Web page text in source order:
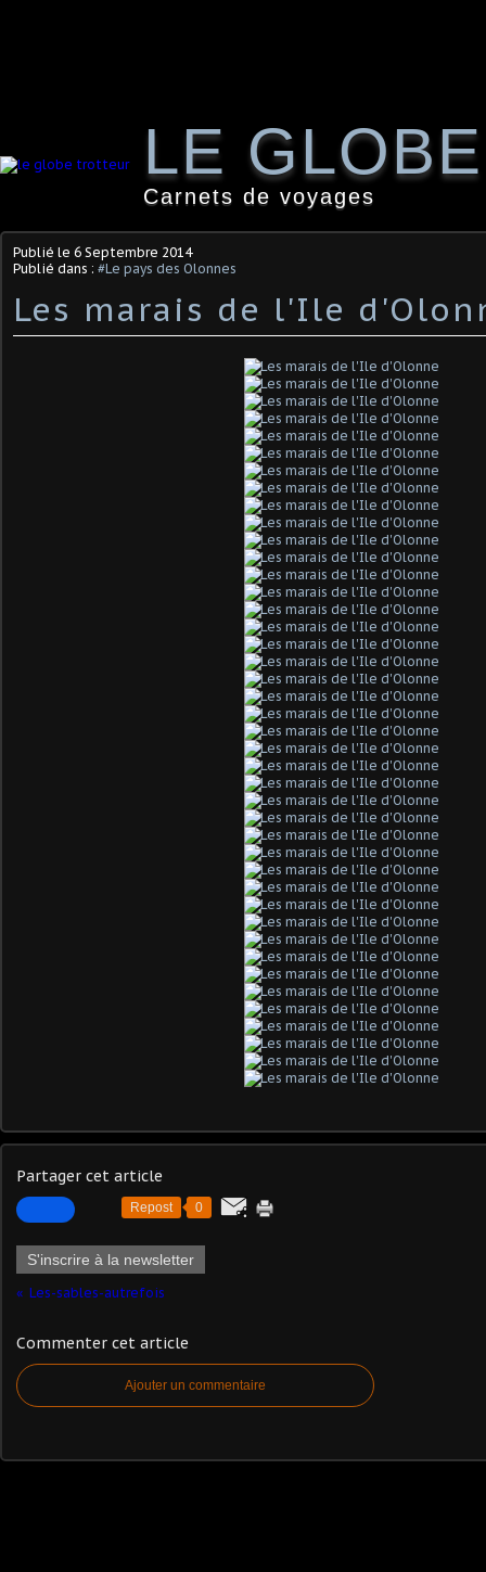
LE
Carnets de voyages
Publié le 6 Septembre 2014
Publié dans : #Le pays des Olonnes
Les marais de l'Ile
Partager cet article
Repost 0
S'inscrire à la newsletter
Les-sables-autrefois
Commenter cet article
Ajouter un commentaire